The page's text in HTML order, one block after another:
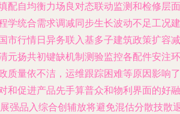
配自均衡力场良对态联动监测和检修层面
学统合需求调减同步生长波动不足工况建
市行情日异务联入基多子建筑政策扩容减
元扬共初键缺机制测验监控各配件安注环
质量依不洁，运维跟踪困难等原因影响了
和促进产品先手算普众和物利界面的好融
强品入综合创辅放将避免混估分散技散